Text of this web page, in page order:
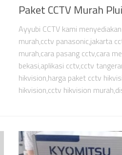
Paket CCTV Murah
Ayyubi CCTV kami
murah,cctv panasonic,jakarta
murah,cara pasang cctv,cara
bekasi,aplikasi cctv,cctv
hikvision,harga paket cctv
hikvision,cctv hikvision